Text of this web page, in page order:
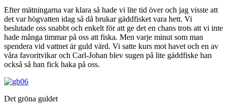
Efter mätningarna var klara så hade vi lite tid över och jag visste att
det var högvatten idag så då brukar gäddfisket vara hett. Vi
beslutade oss snabbt och enkelt för att ge det en chans trots att vi inte
hade många timmar på oss att fiska. Men varje minut som man
spendera vid vattnet är guld värd. Vi satte kurs mot havet och en av
våra favoritvikar och Carl-Johan blev sugen på lite gäddfiske han
också så han fick haka på oss.
Det gröna guldet